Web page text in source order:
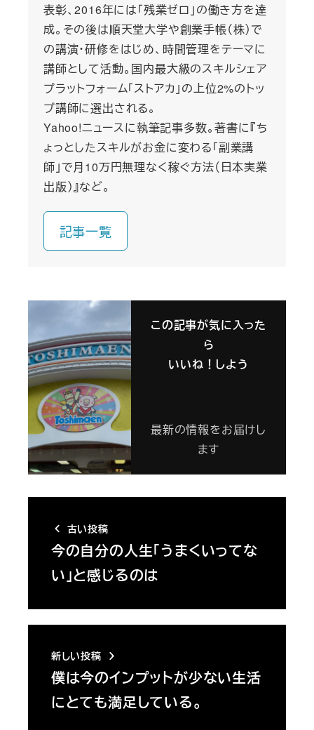
表彰、2016年には「残業ゼロ」の働き方を達
成。その後は順天堂大学や創業手帳（株）で
の講演・研修をはじめ、時間管理をテーマに
講師として活動。国内最大級のスキルシェア
プラットフォーム「ストアカ」の上位2%のトッ
プ講師に選出される。
Yahoo!ニュースに執筆記事多数。著書に『ち
ょっとしたスキルがお金に変わる「副業講
師」で月10万円無理なく稼ぐ方法（日本実業
出版）』など。
記事一覧
この記事が気に入った
ら
いいね！しよう
最新の情報をお届けし
ます
古い投稿
今の自分の人生「うまくいってな
い」と感じるのは
新しい投稿
僕は今のインプットが少ない生活
にとても満足している。